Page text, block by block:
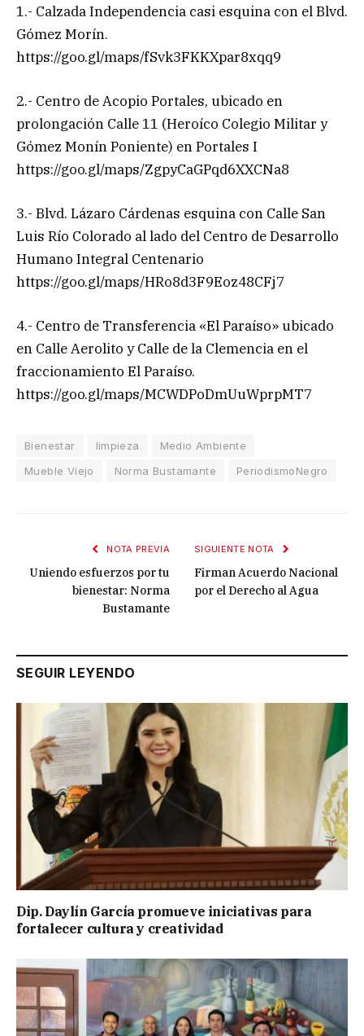
1.- Calzada Independencia casi esquina con el Blvd.
Gómez Morín.
https://goo.gl/maps/fSvk3FKKXpar8xqq9
2.- Centro de Acopio Portales, ubicado en
prolongación Calle 11 (Heroíco Colegio Militar y
Gómez Monín Poniente) en Portales I
https://goo.gl/maps/ZgpyCaGPqd6XXCNa8
3.- Blvd. Lázaro Cárdenas esquina con Calle San
Luis Río Colorado al lado del Centro de Desarrollo
Humano Integral Centenario
https://goo.gl/maps/HRo8d3F9Eoz48CFj7
4.- Centro de Transferencia «El Paraíso» ubicado
en Calle Aerolito y Calle de la Clemencia en el
fraccionamiento El Paraíso.
https://goo.gl/maps/MCWDPoDmUuWprpMT7
Bienestar limpieza
Medio Ambiente
Mueble Viejo
Norma Bustamante PeriodismoNegro
NOTA PREVIA
Uniendo esfuerzos por tu
bienestar: Norma
Bustamante
SIGUIENTE NOTA
Firman Acuerdo Nacional
por el Derecho al Agua
SEGUIR LEYENDO
Dip. Daylín García promueve iniciativas para
fortalecer cultura y creatividad